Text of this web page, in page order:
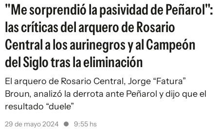
"Me sorprendió la pasividad de Peñarol":
las críticas del arquero de Rosario
Central a los aurinegros y al Campeón
del Siglo tras la eliminación
El arquero de Rosario Central, Jorge “Fatura”
Broun, analizó la derrota ante Peñarol y dijo que el
resultado “duele”
29 de mayo 2024 9:55 hs